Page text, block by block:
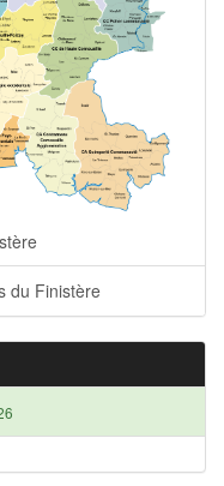
du Finistère